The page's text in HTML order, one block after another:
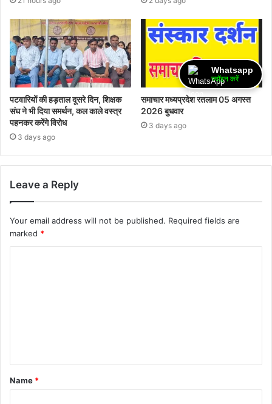
पटवारियों की हड़ताल दूसरे दिन, शिक्षक
संघ ने भी दिया समर्थन, कल काले वस्त्र
पहनकर करेंगे विरोध
3 days ago
समाचार मध्यप्रदेश रतलाम 05 अगस्त
2026 बुधवार
3 days ago
Leave a Reply
Your email address will not be published. Required fields are
marked *
Name *
Whatsapp
ज्वॉइन करें